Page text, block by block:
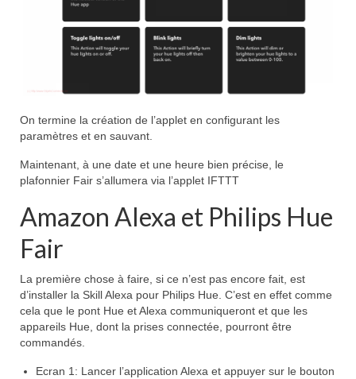
On termine la création de l’applet en configurant les
paramètres et en sauvant.
Maintenant, à une date et une heure bien précise, le
plafonnier Fair s’allumera via l’applet IFTTT
Amazon Alexa et Philips Hue
Fair
La première chose à faire, si ce n’est pas encore fait, est
d’installer la Skill Alexa pour Philips Hue. C’est en effet comme
cela que le pont Hue et Alexa communiqueront et que les
appareils Hue, dont la prises connectée, pourront être
commandés.
Ecran 1: Lancer l’application Alexa et appuyer sur le bouton